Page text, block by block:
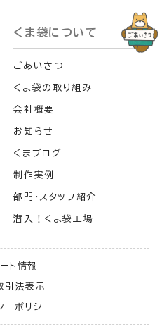
くま袋について
ごあいさつ
くま袋の取り組み
会社概要
お知らせ
くまブログ
制作実例
部門・スタッフ紹介
潜入！くま袋工場
ト情報
引法表示
ーポリシー